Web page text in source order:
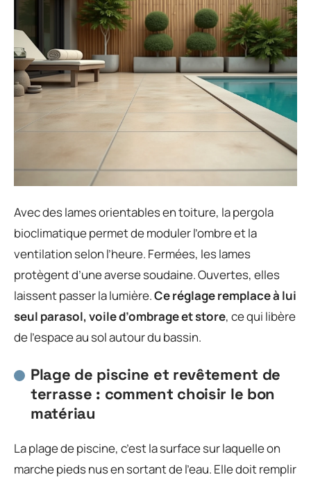
Avec des lames orientables en toiture, la pergola
bioclimatique permet de moduler l’ombre et la
ventilation selon l’heure. Fermées, les lames
protègent d’une averse soudaine. Ouvertes, elles
laissent passer la lumière.Ce réglage remplace à lui
seul parasol, voile d’ombrage et store, ce qui libère
de l’espace au sol autour du bassin.
Plage de piscine et revêtement de
terrasse : comment choisir le bon
matériau
La plage de piscine, c’est la surface sur laquelle on
marche pieds nus en sortant de l’eau. Elle doit remplir